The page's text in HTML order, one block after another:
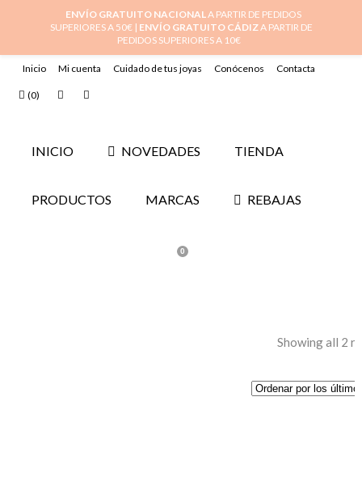
Inicio Mi cuenta Cuidado de tus joyas Conócenos Contacta
(0)
INICIO NOVEDADES TIENDA
PRODUCTOS MARCAS REBAJAS
0
Showing all 2
ENVÍO GRATUITO NACIONALA PARTIR DE PEDIDOS
SUPERIORES A 50€ | ENVÍO GRATUITO CÁDIZA PARTIR DE
PEDIDOS SUPERIORES A 10€